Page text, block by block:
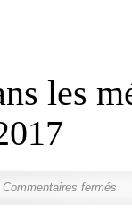
les
Commentaires fermés